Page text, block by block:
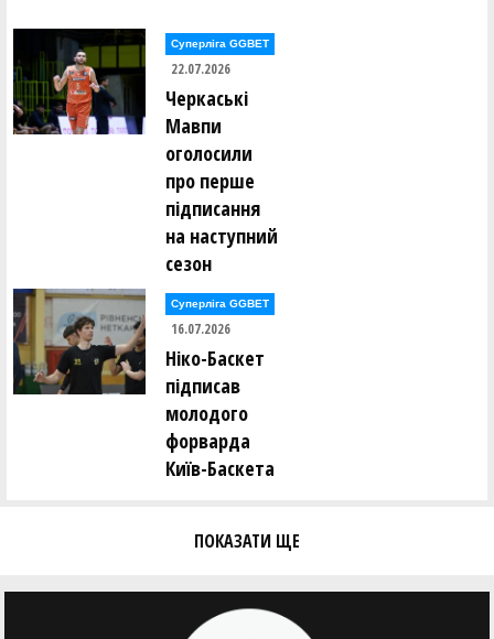
Едуард Тельчаров ()
Олексій Тимощук ()
Сергій Тисленко ()
Андрій Тихонов ()
І. Ткаченко ()
Олександр Тюрін ()
Ірина Фамаре ()
Олександр Федоренко ()
Сергій Федорів ()
Андрій Федорченко ()
Андрій Фоменко ()
Олександр Фоменко ()
Сергій Чайковський ()
Суперліга GGBET
22.07.2026
Черкаські
Мавпи
оголосили
про перше
підписання
на наступний
сезон
Суперліга GGBET
16.07.2026
Ніко-Баскет
підписав
молодого
форварда
Київ-Баскета
ПОКАЗАТИ ЩЕ